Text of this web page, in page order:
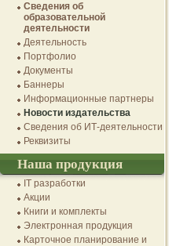
Сведения об
образовательной
деятельности
Деятельность
Портфолио
Документы
Баннеры
Информационные партнеры
Новости издательства
Сведения об ИТ-деятельности
Реквизиты
Наша продукция
IT разработки
Акции
Книги и комплекты
Электронная продукция
Карточное планирование и